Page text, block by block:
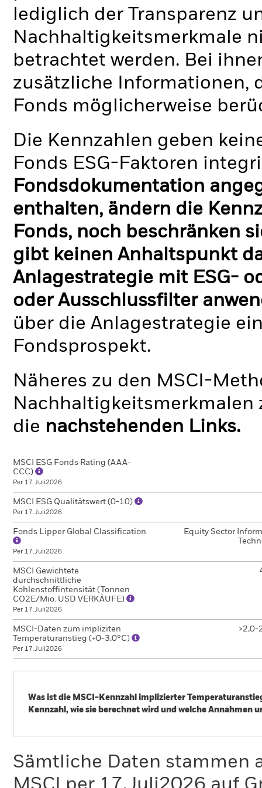
lediglich der Transparenz
Nachhaltigkeitsmerkmale
betrachtet werden. Bei
zusätzliche Informationen,
Fonds möglicherweise
Die Kennzahlen geben
Fonds ESG-Faktoren
Fondsdokumentation
enthalten, ändern die
Fonds, noch beschränken
gibt keinen Anhaltspunkt
Anlagestrategie mit ESG-
oder Ausschlussfilter
über die Anlagestrategie
Fondsprospekt.
Näheres zu den MSCI-
Nachhaltigkeitsmerkmalen
die nachstehenden Links.
MSCI ESG Fonds Rating (AAA-
CCC)
Per 17.Juli2026
MSCI ESG Qualitätswert (0-10)
Per 17.Juli2026
Fonds Lipper Global Classification
Per 17.Juli2026
Equity Sector
MSCI Gewichtete
durchschnittliche
Kohlenstoffintensität (Tonnen
CO2E/Mio. USD VERKÄUFE)
Per 17.Juli2026
MSCI-Daten zum impliziten
Temperaturanstieg (+0-3,0°C)
Per 17.Juli2026
>2,0-
Was ist die MSCI-Kennzahl implizierter
Kennzahl, wie sie berechnet wird und welche
unterzeichnet. Als zentrales Ziel dieses Abkommens soll
Niveau und idealerweise auf 1,5° Celsius begrenzt
Sämtliche Daten stammen